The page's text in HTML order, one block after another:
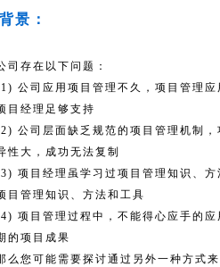
景：
司存在以下问题：
司应用项目管理不久，项目管理应
目经理足够支持
司层面缺乏规范的项目管理机制，
性大，成功无法复制
目经理虽学习过项目管理知识、方
目管理知识、方法和工具
目管理过程中，不能得心应手的应
的项目成果
可能需要探讨通过另外一种方式来